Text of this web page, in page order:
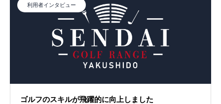
利用者インタビュー
ゴルフのスキルが飛躍的に向上しました